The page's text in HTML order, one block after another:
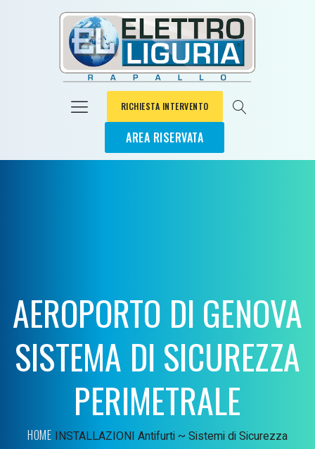
RICHIESTA INTERVENTO
AREA RISERVATA
AEROPORTO DI GENOVA
SISTEMA DI SICUREZZA
PERIMETRALE
HOME INSTALLAZIONI Antifurti ~ Sistemi di Sicurezza